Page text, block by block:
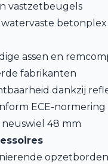
vastzetbeugels
assen en
fabrikanten
dankzij
ECE-normering
48 mm